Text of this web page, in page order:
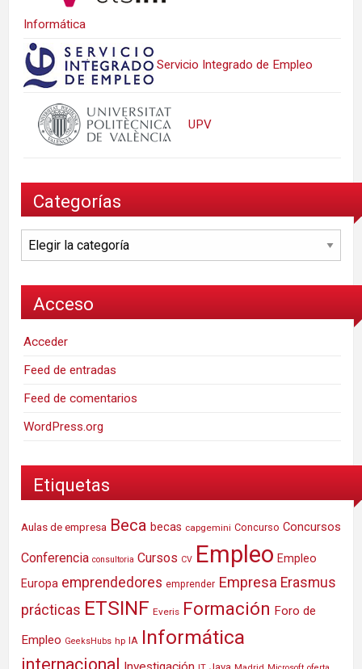
Informática
Servicio Integrado de Empleo
UPV
Categorías
Categorías
Acceso
Acceder
Feed de entradas
Feed de comentarios
WordPress.org
Etiquetas
Aulas de empresa Beca becas capgemini Concurso Concursos
Conferencia consultoria Cursos CV Empleo Empleo
Europa emprendedores emprender Empresa Erasmus
prácticas ETSINF Everis Formación Foro de
Empleo GeeksHubs hp IA Informática
internacional